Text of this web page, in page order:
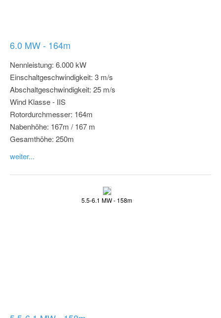
6.0 MW - 164m
Nennleistung: 6.000 kW
Einschaltgeschwindigkeit: 3 m/s
Abschaltgeschwindigkeit: 25 m/s
Wind Klasse - IIS
Rotordurchmesser: 164m
Nabenhöhe: 167m / 167 m
Gesamthöhe: 250m
weiter...
5.5-6.1 MW - 158m